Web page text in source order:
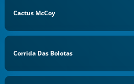
Cactus McCoy
Corrida Das Bolotas